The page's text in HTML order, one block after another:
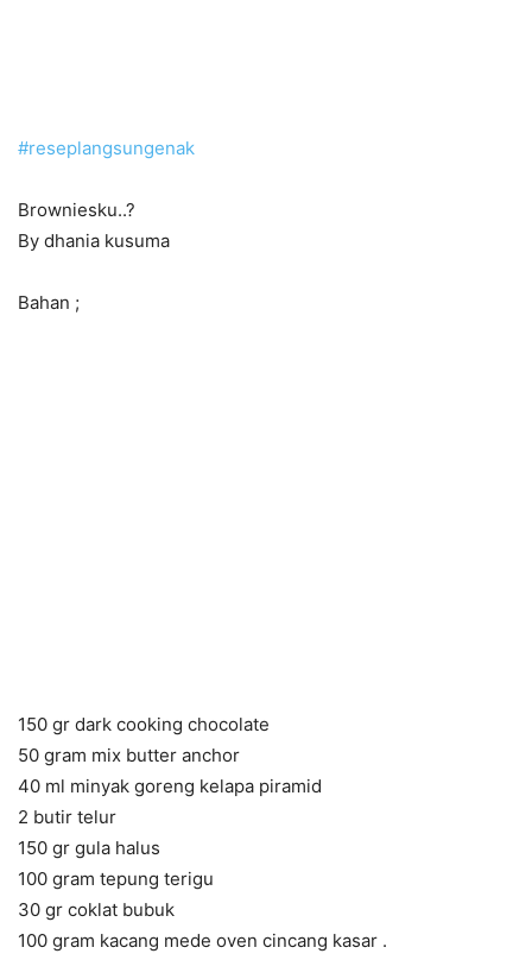
#reseplangsungenak
Browniesku..?
By dhania kusuma
Bahan ;
150 gr dark cooking chocolate
50 gram mix butter anchor
40 ml minyak goreng kelapa piramid
2 butir telur
150 gr gula halus
100 gram tepung terigu
30 gr coklat bubuk
100 gram kacang mede oven cincang kasar .